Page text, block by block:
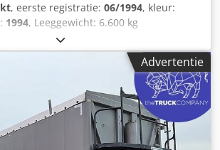
, eerste registratie: 06/1994, kleur:
1994, Leeggewicht: 6.600 kg
kg Crjdpezrbibsfx Af Rjf GVW:
geen
Advertentie